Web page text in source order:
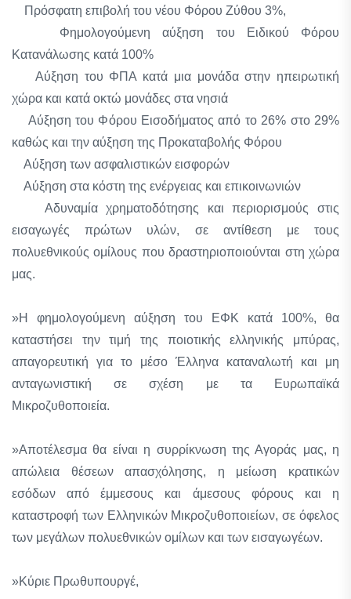
Πρόσφατη επιβολή του νέου Φόρου Ζύθου 3%,
Φημολογούμενη αύξηση του Ειδικού Φόρου
Κατανάλωσης κατά 100%
Αύξηση του ΦΠΑ κατά μια μονάδα στην ηπειρωτική
χώρα και κατά οκτώ μονάδες στα νησιά
Αύξηση του Φόρου Εισοδήματος από το 26% στο 29%
καθώς και την αύξηση της Προκαταβολής Φόρου
Αύξηση των ασφαλιστικών εισφορών
Αύξηση στα κόστη της ενέργειας και επικοινωνιών
Αδυναμία χρηματοδότησης και περιορισμούς στις
εισαγωγές πρώτων υλών, σε αντίθεση με τους
πολυεθνικούς ομίλους που δραστηριοποιούνται στη χώρα
μας.
»Η φημολογούμενη αύξηση του ΕΦΚ κατά 100%, θα
καταστήσει την τιμή της ποιοτικής ελληνικής μπύρας,
απαγορευτική για το μέσο Έλληνα καταναλωτή και μη
ανταγωνιστική σε σχέση με τα Ευρωπαϊκά
Μικροζυθοποιεία.
»Αποτέλεσμα θα είναι η συρρίκνωση της Αγοράς μας, η
απώλεια θέσεων απασχόλησης, η μείωση κρατικών
εσόδων από έμμεσους και άμεσους φόρους και η
καταστροφή των Ελληνικών Μικροζυθοποιείων, σε όφελος
των μεγάλων πολυεθνικών ομίλων και των εισαγωγέων.
»Kύριε Πρωθυπουργέ,